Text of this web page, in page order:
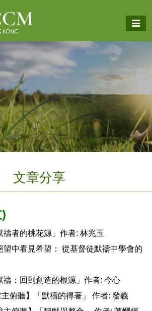
文章分享
禱者的桃花源」作者: 林兆玉
望中看見希望： 從基督徒默禱中學會的
：回到創造的根源」 作者: 今心
俯聽】「默禱的得著」
作者: 發義